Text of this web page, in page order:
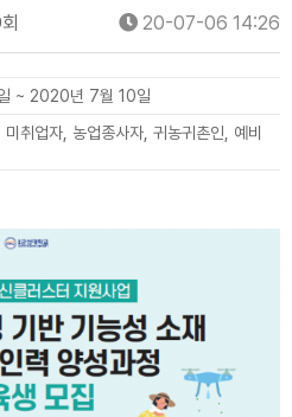
20-07-06 14:26
~ 2020년 7월 10일
취업자, 농업종사자, 귀농귀촌인, 예비